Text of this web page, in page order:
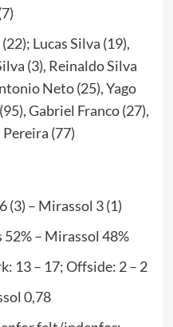
Lucas Silva (19),
(3), Reinaldo Silva
Neto (25), Yago
Gabriel Franco (27),
(77)
(3) – Mirassol 3 (1)
– Mirassol 48%
13 – 17; Offside: 2 – 2
0,78